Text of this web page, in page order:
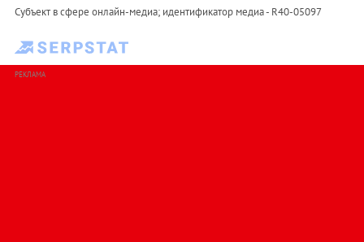
Субъект в сфере онлайн-медиа; идентификатор медиа - R40-05097
РЕКЛАМА